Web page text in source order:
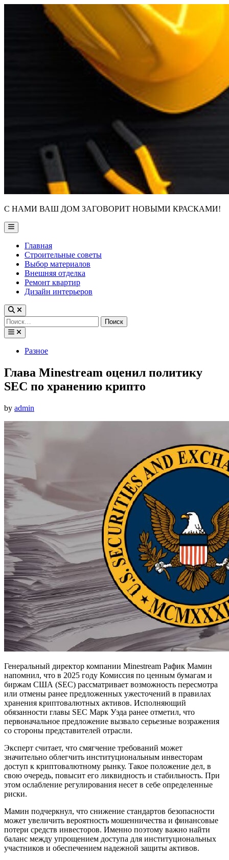
С НАМИ ВАШ ДОМ ЗАГОВОРИТ НОВЫМИ КРАСКАМИ!
Main
Menu
Главная
Строительные советы
Выбор материалов
Внешняя отделка
Ремонт квартир
Дизайн интерьеров
Найти:
PostedРазное
Глава Minestream оценил политику
SEC по хранению крипто
by admin
Генеральный директор компании Minestream Рафик Мамин
напомнил, что в 2025 году Комиссия по ценным бумагам и
биржам США (SEC) рассматривает возможность пересмотра
или отмены ранее предложенных ужесточений в правилах
хранения криптовалютных активов. Исполняющий
обязанности главы SEC Марк Уэда ранее отметил, что
первоначальное предложение вызвало серьезные возражения
со стороны представителей отрасли.
Эксперт считает, что смягчение требований может
значительно облегчить институциональным инвесторам
доступ к криптовалютному рынку. Такое положение дел, в
свою очередь, повысит его ликвидность и стабильность. При
этом ослабление регулирования несет в себе определенные
риски.
Мамин подчеркнул, что снижение стандартов безопасности
может увеличить вероятность мошенничества и финансовые
потери средств инвесторов. Именно поэтому важно найти
баланс между упрощением доступа для институциональных
участников и обеспечением надежной защиты активов.